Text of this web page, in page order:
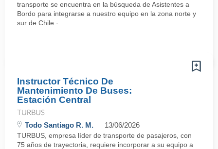
transporte se encuentra en la búsqueda de Asistentes a
Bordo para integrarse a nuestro equipo en la zona norte y
sur de Chile.· ...
Instructor Técnico De
Mantenimiento De Buses:
Estación Central
TURBUS
Todo Santiago R. M. 13/06/2026
TURBUS, empresa líder de transporte de pasajeros, con
75 años de trayectoria, requiere incorporar a su equipo a